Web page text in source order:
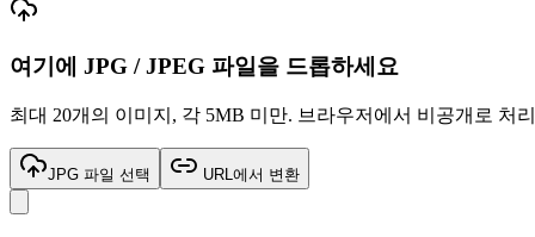
여기에 JPG / JPEG 파일을 드롭하세요
최대 20개의 이미지, 각 5MB 미만. 브라우저에서 비공개로 처
JPG 파일 선택 URL에서 변환